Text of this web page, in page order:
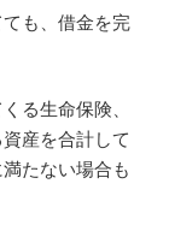
も、借金を完
る生命保険、
産を合計して
たない場合も